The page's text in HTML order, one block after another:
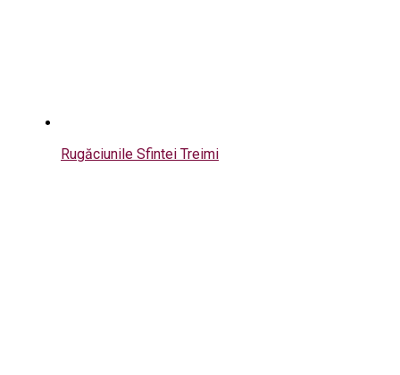
Rugăciunile Sfintei Treimi